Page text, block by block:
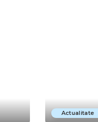
Actualitate